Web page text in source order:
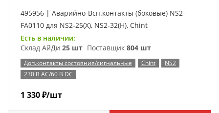
495956 | Аварийно-Всп.контакты (боковые) NS2-
FA0110 для NS2-25(X), NS2-32(H), Chint
Есть в наличии:
Склад АйДи 25 шт Поставщик 804 шт
Доп.контакты состояния/сигнальные Chint
NS2
230 В AC/60 В DC
1 330₽/шт